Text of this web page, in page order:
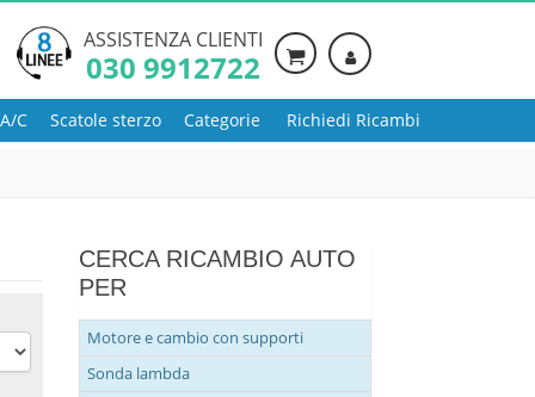
ASSISTENZA CLIENTI
030 9912722
C Scatole sterzo Categorie Richiedi Ricambi
CERCA RICAMBIO AUTO
PER
Motore e cambio con supporti
Sonda lambda